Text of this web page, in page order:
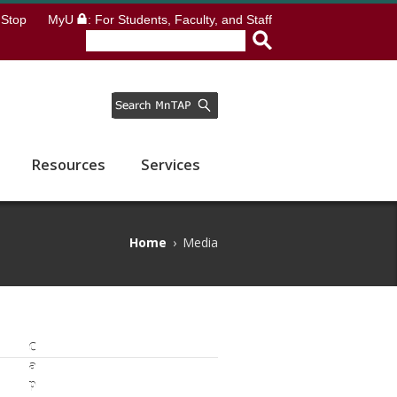
MyU : For Students, Faculty, and Staff
Resources Services
Home › Media
C
a
p